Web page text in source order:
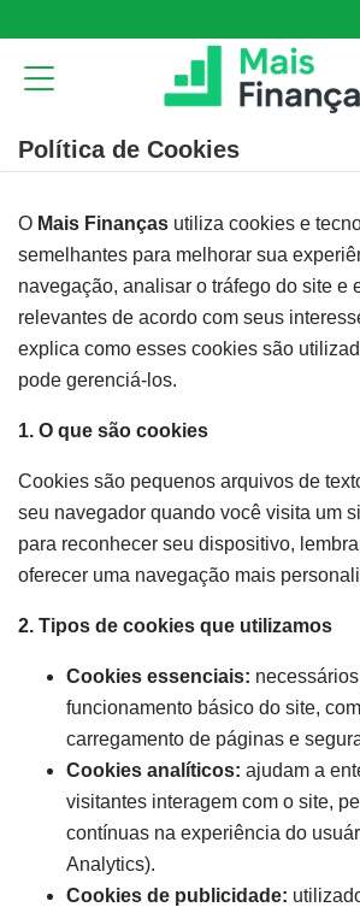
Política de Cookies
O Mais Finanças utiliza cookies e
semelhantes para melhorar sua
navegação, analisar o tráfego do site e
relevantes de acordo com seus
explica como esses cookies são
pode gerenciá-los.
1. O que são cookies
Cookies são pequenos arquivos de
seu navegador quando você visita um
para reconhecer seu dispositivo,
oferecer uma navegação mais
2. Tipos de cookies que utilizamos
Cookies essenciais:
funcionamento básico do site,
carregamento de páginas e
Cookies analíticos: ajudam a
visitantes interagem com o site,
contínuas na experiência do
Analytics).
Cookies de publicidade: